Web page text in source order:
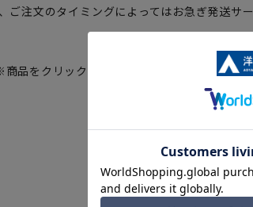
ご注文のタイミングによってはお急ぎ発送サー
品をクリックして該当ページへ